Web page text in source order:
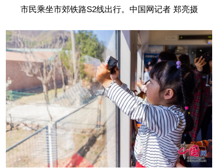
市民乘坐市郊铁路S2线出行。中国网记者 郑亮摄